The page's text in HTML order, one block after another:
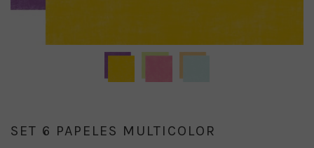
SET 6 PAPELES MULTICOLOR